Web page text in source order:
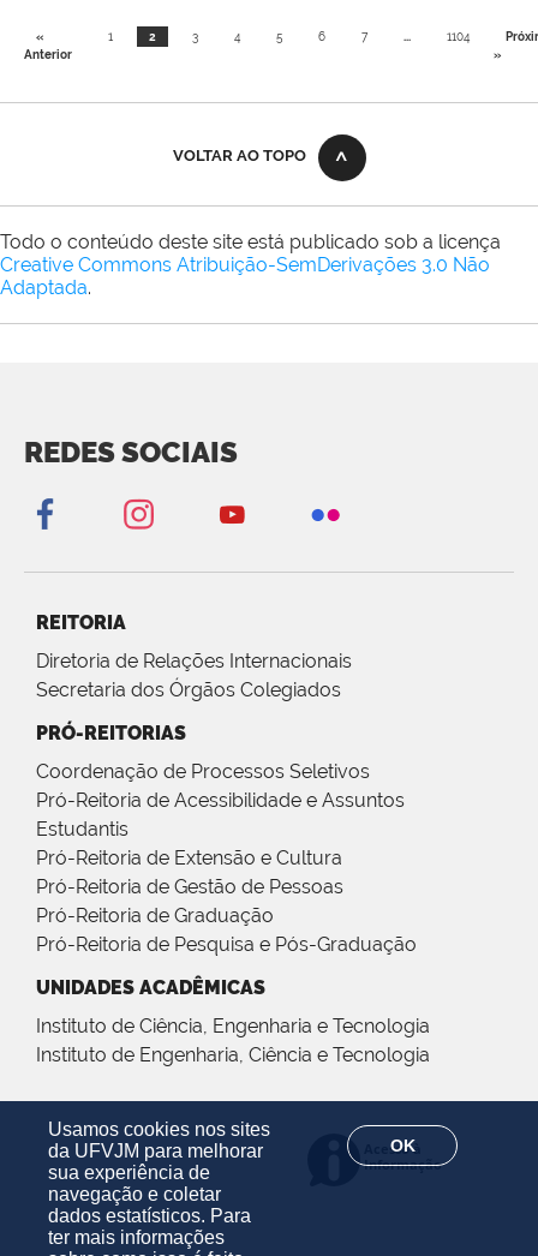
Usamos cookies nos sites
da UFVJM para melhorar
sua experiência de
navegação e coletar
dados estatísticos. Para
ter mais informações
OK
«
Anterior
1 2 3 4 5 6 7 ... 1104
»
VOLTAR AO TOPO
Todo o conteúdo deste site está publicado sob a licença
Creative Commons Atribuição-SemDerivações 3.0 Não
Adaptada.
REDES SOCIAIS
REITORIA
Diretoria de Relações Internacionais
Secretaria dos Órgãos Colegiados
PRÓ-REITORIAS
Coordenação de Processos Seletivos
Pró-Reitoria de Acessibilidade e Assuntos
Estudantis
Pró-Reitoria de Extensão e Cultura
Pró-Reitoria de Gestão de Pessoas
Pró-Reitoria de Graduação
Pró-Reitoria de Pesquisa e Pós-Graduação
UNIDADES ACADÊMICAS
Instituto de Ciência, Engenharia e Tecnologia
Instituto de Engenharia, Ciência e Tecnologia